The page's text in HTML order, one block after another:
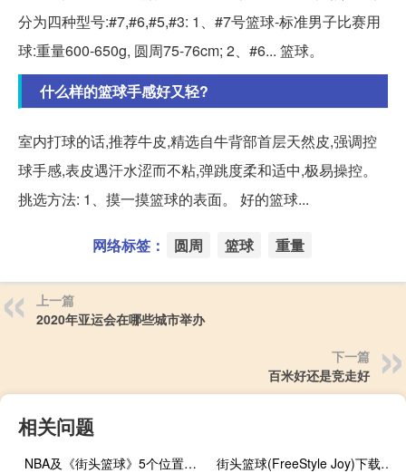
分为四种型号:#7,#6,#5,#3: 1、#7号篮球-标准男子比赛用
球:重量600-650g, 圆周75-76cm; 2、#6... 篮球。
什么样的篮球手感好又轻?
室内打球的话,推荐牛皮,精选自牛背部首层天然皮,强调控
球手感,表皮遇汗水涩而不粘,弹跳度柔和适中,极易操控。
挑选方法: 1、摸一摸篮球的表面。 好的篮球...
网络标签： 圆周 篮球 重量
上一篇
2020年亚运会在哪些城市举办
下一篇
百米好还是竞走好
相关问题
NBA及《街头篮球》5个位置的详细介绍
街头篮球(FreeStyle Joy)下载(电脑、安卓和IOS所有版本)